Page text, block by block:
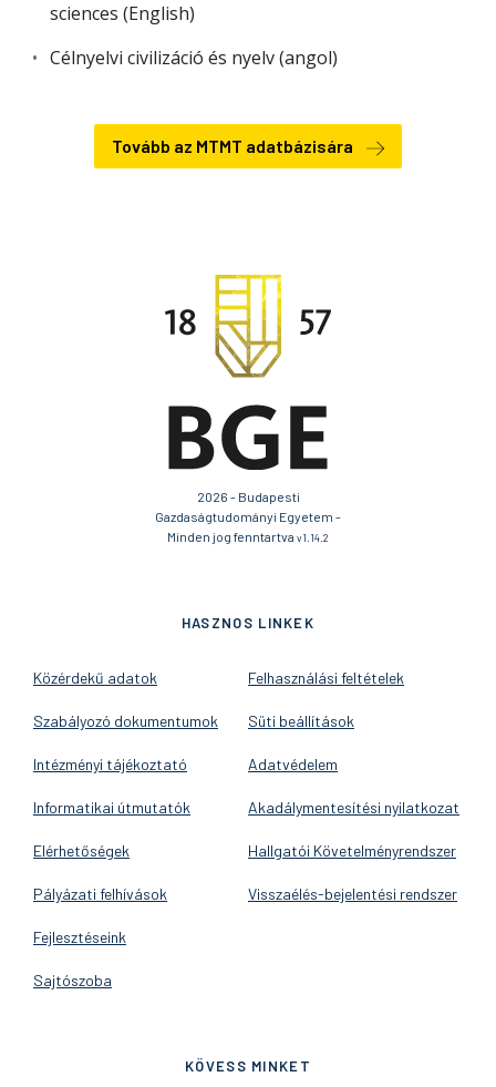
sciences (English)
Célnyelvi civilizáció és nyelv (angol)
Tovább az MTMT adatbázisára
2026 - Budapesti
Gazdaságtudományi Egyetem -
Minden jog fenntartva v1.14.2
HASZNOS LINKEK
Közérdekű adatok
Szabályozó dokumentumok
Intézményi tájékoztató
Informatikai útmutatók
Elérhetőségek
Pályázati felhívások
Fejlesztéseink
Sajtószoba
Felhasználási feltételek
Süti beállítások
Adatvédelem
Akadálymentesítési nyilatkozat
Hallgatói Követelményrendszer
Visszaélés-bejelentési rendszer
KÖVESS MINKET